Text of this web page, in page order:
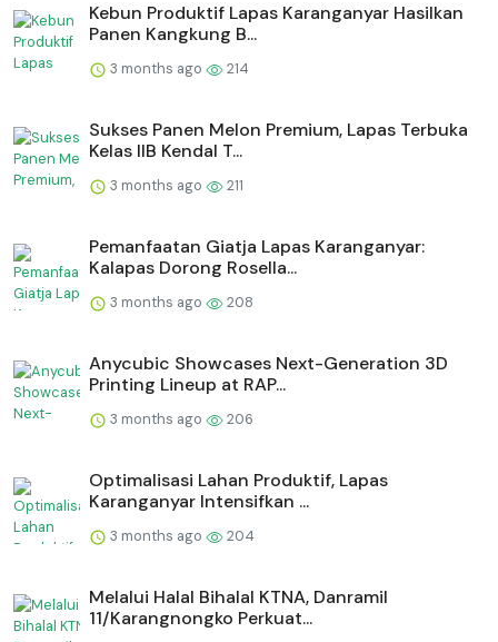
⁠Kebun Produktif Lapas Karanganyar Hasilkan
Panen Kangkung B...
3 months ago 214
Sukses Panen Melon Premium, Lapas Terbuka
Kelas IIB Kendal T...
3 months ago 211
Pemanfaatan Giatja Lapas Karanganyar:
Kalapas Dorong Rosella...
3 months ago 208
Anycubic Showcases Next-Generation 3D
Printing Lineup at RAP...
3 months ago 206
Optimalisasi Lahan Produktif, Lapas
Karanganyar Intensifkan ...
3 months ago 204
Melalui Halal Bihalal KTNA, Danramil
11/Karangnongko Perkuat...